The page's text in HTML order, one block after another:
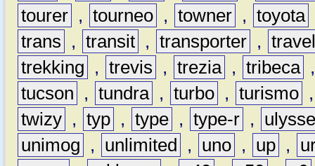
tourer , tourneo , towner , toyota
trans
, transit , transporter ,
trekking
, trevis , trezia , tribeca
tucson
, tundra , turbo , turismo
twizy , typ , type , type-r ,
unimog
, unlimited , uno , up ,